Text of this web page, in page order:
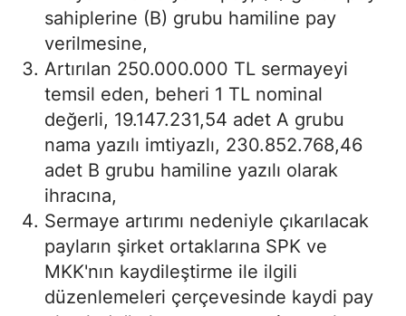
sahiplerine (B) grubu hamiline pay
verilmesine,
Artırılan 250.000.000 TL sermayeyi
temsil eden, beheri 1 TL nominal
değerli, 19.147.231,54 adet A grubu
nama yazılı imtiyazlı, 230.852.768,46
adet B grubu hamiline yazılı olarak
ihracına,
Sermaye artırımı nedeniyle çıkarılacak
payların şirket ortaklarına SPK ve
MKK'nın kaydileştirme ile ilgili
düzenlemeleri çerçevesinde kaydi pay